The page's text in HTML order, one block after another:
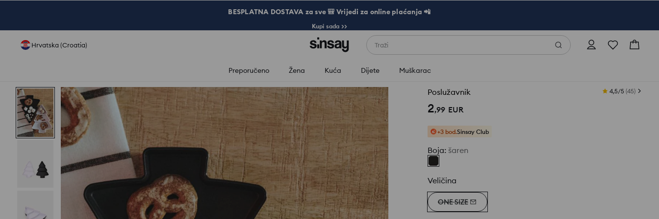
BESPLATNA DOSTAVA za sve 🎒 Vrijedi za online plaćanja 📲
Kupi sada >>
Hrvatska (Croatia) Traži
Preporučeno Žena Kuća Dijete Muškarac
Poslužavnik 4,5/5 (45)
2,99 EUR
+3 bod.Sinsay Club
Boja: šaren
Veličina
ONE SIZE